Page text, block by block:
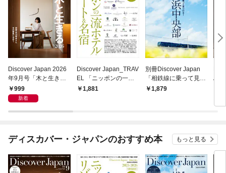
Discover Japan 2026
年9月号「木と生きる
2026（表紙：古川琴
音さん）」
999
新着
Discover Japan_TRAV
EL 「ニッポンの一流
ホテル・リゾート＆名
1,881
別冊Discover Japan
「相鉄線に乗って見つ
ける！横浜中央部」
1,879
ディスカバー・ジャパンのおすすめ本 もっと見る